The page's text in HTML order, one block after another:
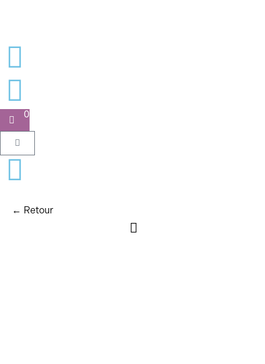
0
← Retour